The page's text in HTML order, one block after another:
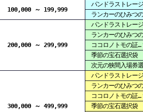
100,000 ～ 199,999
パンドラストレー
ランカーのひみつ
200,000 ～ 299,999
パンドラストレー
ランカーのひみつ
ココロノトモの証…
季節の宝石選択袋
次元の狭間入場券
300,000 ～ 499,999
パンドラストレー
ランカーのひみつ
ココロノトモの証…
季節の宝石選択袋